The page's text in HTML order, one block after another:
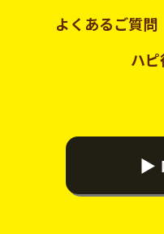
よくあるご質問
ハ
▶